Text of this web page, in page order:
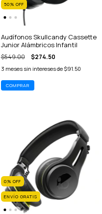
50% OFF
Audífonos Skullcandy Cassette
Junior Alámbricos Infantil
$549.00 $274.50
3 meses sin intereses de $91.50
0% OFF
ENVÍO GRATIS